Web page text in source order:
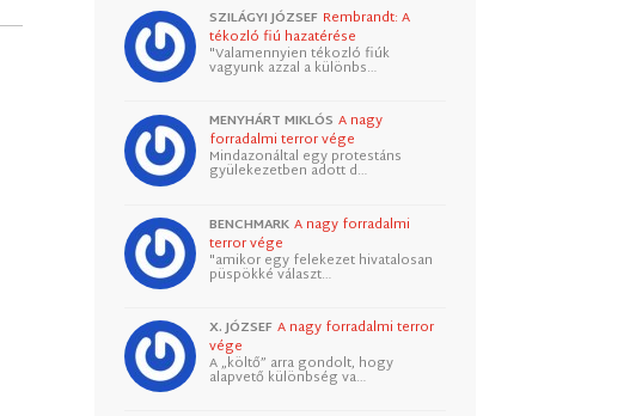
SZILÁGYI JÓZSEF Rembrandt: A
tékozló fiú hazatérése
"Valamennyien tékozló fiúk
vagyunk azzal a különbs…
MENYHÁRT MIKLÓS A nagy
forradalmi terror vége
Mindazonáltal egy protestáns
gyülekezetben adott d…
BENCHMARK A nagy forradalmi
terror vége
"amikor egy felekezet hivatalosan
püspökké választ…
X. JÓZSEF A nagy forradalmi terror
vége
A „költő” arra gondolt, hogy
alapvető különbség va…